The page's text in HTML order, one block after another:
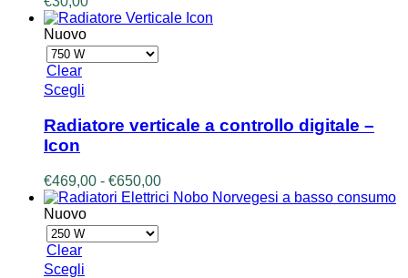
Nuovo
Clear
Scegli
ha
più
Le
opzioni
possono
essere
scelte
Radiatore verticale a controllo digitale –
Icon
€469,00 - €650,00Fascia
di
Nuovo
Clear
Scegli